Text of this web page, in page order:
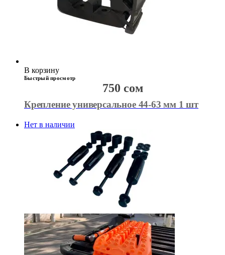
В корзину
Быстрый просмотр
Крепление универсальное 44-63 мм 1 шт
750 сом
Нет в наличии